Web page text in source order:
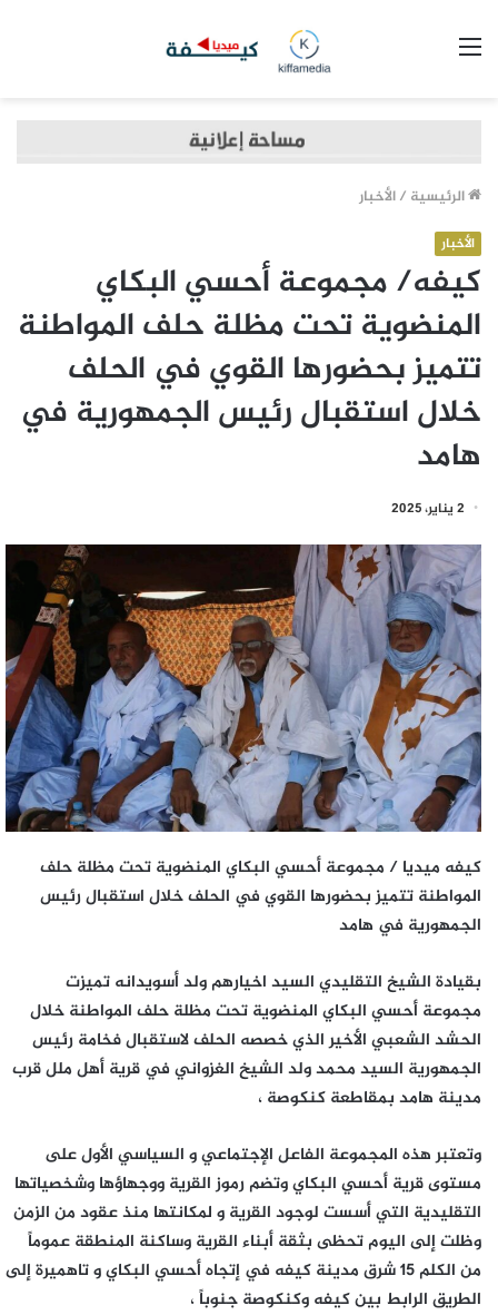
الرئيسية /الأخبار
الأخبار
كيفه/ مجموعة أحسي البكاي
المنضوية تحت مظلة حلف المواطنة
تتميز بحضورها القوي في الحلف
خلال استقبال رئيس الجمهورية في
هامد
2 يناير، 2025
كيفه ميديا / مجموعة أحسي البكاي المنضوية تحت مظلة حلف
المواطنة تتميز بحضورها القوي في الحلف خلال استقبال رئيس
الجمهورية في هامد
بقيادة الشيخ التقليدي السيد اخيارهم ولد أسويدانه تميزت
مجموعة أحسي البكاي المنضوية تحت مظلة حلف المواطنة خلال
الحشد الشعبي الأخير الذي خصصه الحلف لاستقبال فخامة رئيس
الجمهورية السيد محمد ولد الشيخ الغزواني في قرية أهل ملل قرب
مدينة هامد بمقاطعة كنكوصة ،
وتعتبر هذه المجموعة الفاعل الإجتماعي و السياسي الأول على
مستوى قرية أحسي البكاي وتضم رموز القرية ووجهاؤها وشخصياتها
التقليدية التي أسست لوجود القرية و لمكانتها منذ عقود من الزمن
وظلت إلى اليوم تحظى بثقة أبناء القرية وساكنة المنطقة عموماً
من الكلم 15 شرق مدينة كيفه في إتجاه أحسي البكاي و تاهميرة إلى
الطريق الرابط بين كيفه وكنكوصة جنوباً ،